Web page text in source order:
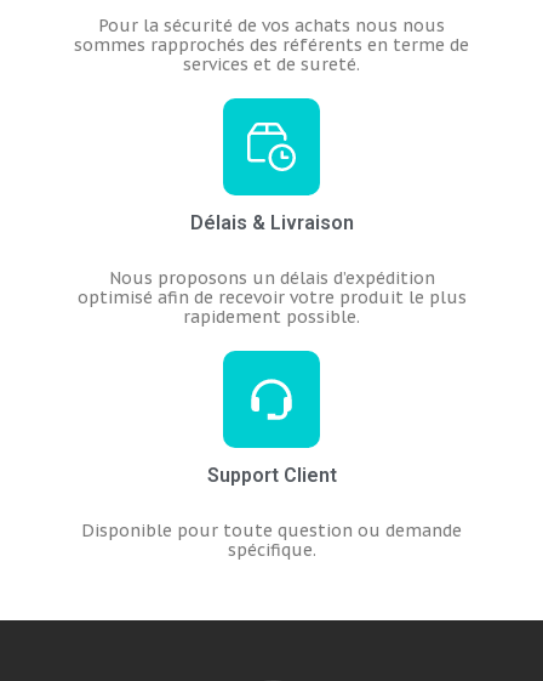
Pour la sécurité de vos achats nous nous
sommes rapprochés des référents en terme de
services et de sureté.
Délais & Livraison
Nous proposons un délais d’expédition
optimisé afin de recevoir votre produit le plus
rapidement possible.
Support Client
Disponible pour toute question ou demande
spécifique.